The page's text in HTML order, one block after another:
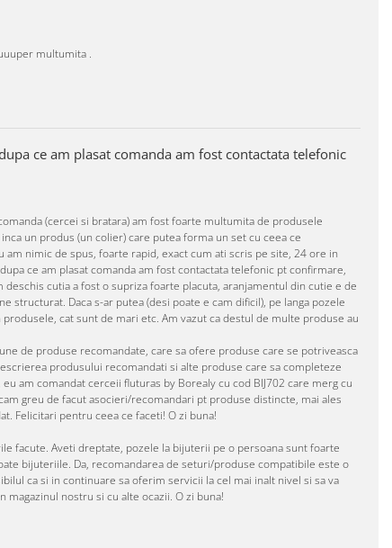
multumita .
ce am plasat comanda am fost contactata telefonic
(cercei si bratara) am fost foarte multumita de produsele
un produs (un colier) care putea forma un set cu ceea ce
am nimic de spus, foarte rapid, exact cum ati scris pe site, 24 ore in
ce am plasat comanda am fost contactata telefonic pt confirmare,
cutia a fost o supriza foarte placuta, aranjamentul din cutie e de
Daca s-ar putea (desi poate e cam dificil), pe langa pozele
cat sunt de mari etc. Am vazut ca destul de multe produse au
de produse recomandate, care sa ofere produse care se potriveasca
produsului recomandati si alte produse care sa completeze
am comandat cerceii fluturas by Borealy cu cod BIJ702 care merg cu
greu de facut asocieri/recomandari pt produse distincte, mai ales
Felicitari pentru ceea ce faceti! O zi buna!
facute. Aveti dreptate, pozele la bijuterii pe o persoana sunt foarte
bijuteriile. Da, recomandarea de seturi/produse compatibile este o
ca si in continuare sa oferim servicii la cel mai inalt nivel si sa va
magazinul nostru si cu alte ocazii. O zi buna!